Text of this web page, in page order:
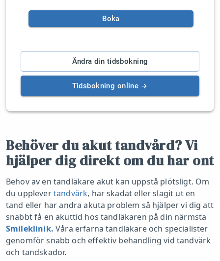
Boka
Ändra din tidsbokning
Tidsbokning online
Behöver du akut tandvård? Vi
hjälper dig direkt om du har ont
Behov av en tandläkare akut kan uppstå plötsligt. Om
du upplevertandvärk, har skadat eller slagit ut en
tand eller har andra akuta problem så hjälper vi dig att
snabbt få en akuttid hos tandläkaren på din närmsta
Smileklinik. Våra erfarna tandläkare och specialister
genomför snabb och effektiv behandling vid tandvärk
och tandskador.